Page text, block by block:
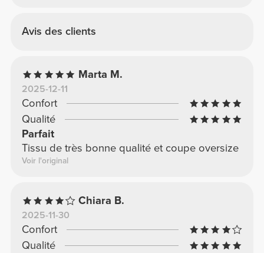
Avis des clients
Marta M.
2025-12-11
Confort
Qualité
Parfait
Tissu de très bonne qualité et coupe oversize
Voir l'original
Chiara B.
2025-11-30
Confort
Qualité